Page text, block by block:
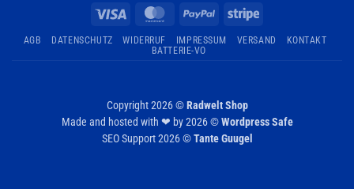
MasterCardPayPal Stripe
AGB DATENSCHUTZ WIDERRUF IMPRESSUM VERSAND
KONTAKT
BATTERIE-VO
Copyright 2026 ©Radwelt Shop
Made and hosted with ❤ by 2026 ©Wordpress Safe
SEO Support 2026 ©Tante Guugel